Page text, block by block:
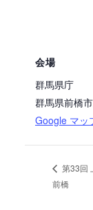
会場
群馬県庁
群馬県前橋
Google マッ
第33回
前橋